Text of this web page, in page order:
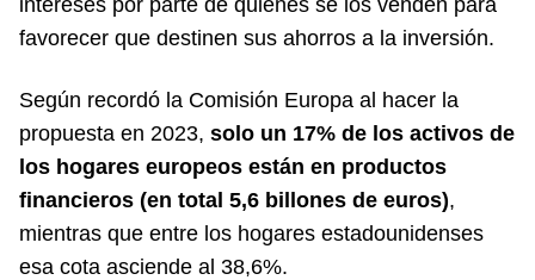
favorecer que destinen sus ahorros a la inversión.
Según recordó la Comisión Europa al hacer la
propuesta en 2023, solo un 17% de los activos de
los hogares europeos están en productos
financieros (en total 5,6 billones de euros),
mientras que entre los hogares estadounidenses
esa cota asciende al 38,6%.